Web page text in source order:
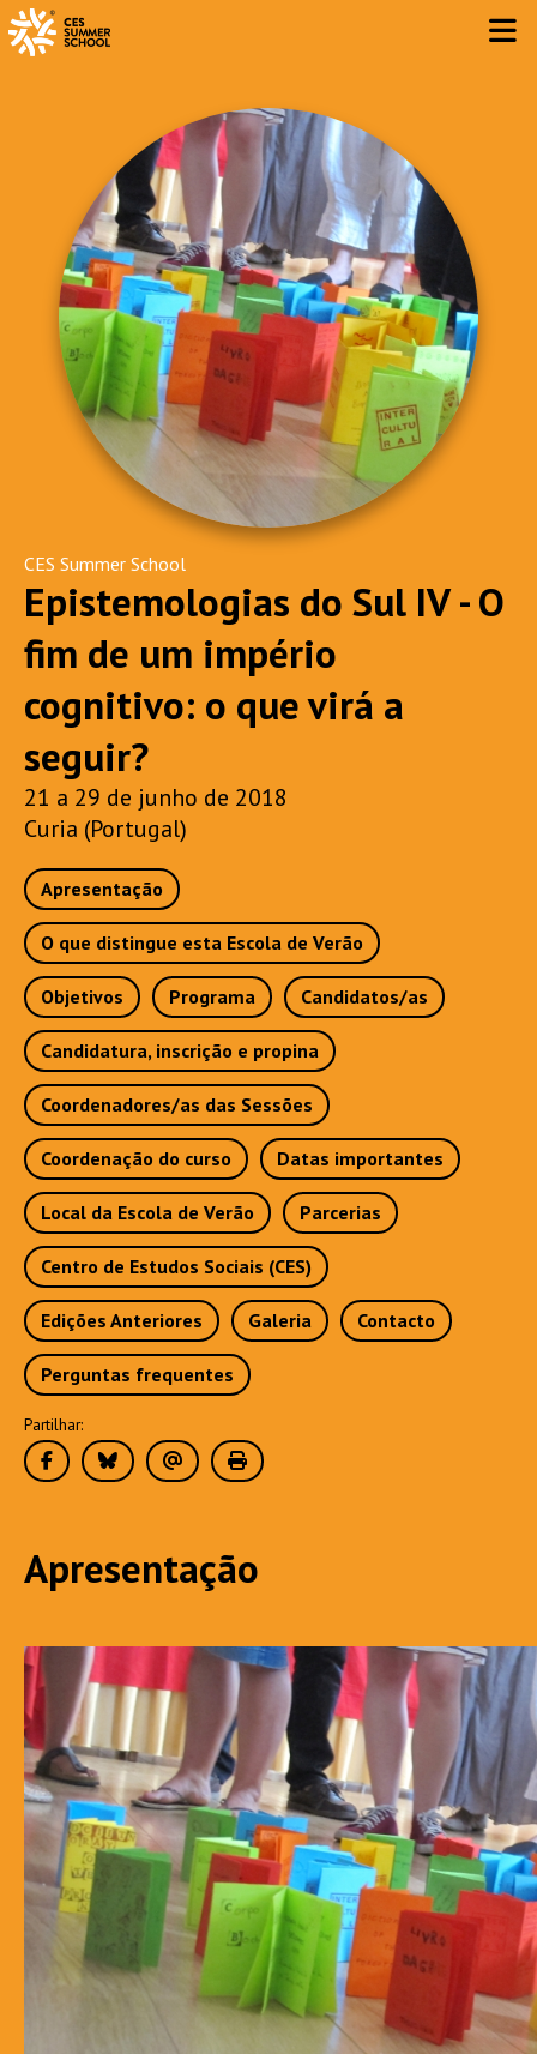
CES Summer School
Epistemologias do Sul IV - O
fim de um império
cognitivo: o que virá a
seguir?
21 a 29 de junho de 2018
Curia (Portugal)
Apresentação
O que distingue esta Escola de Verão
Objetivos Programa Candidatos/as
Candidatura, inscrição e propina
Coordenadores/as das Sessões
Coordenação do curso Datas importantes
Local da Escola de Verão Parcerias
Centro de Estudos Sociais (CES)
Edições Anteriores Galeria Contacto
Perguntas frequentes
Partilhar:
Apresentação